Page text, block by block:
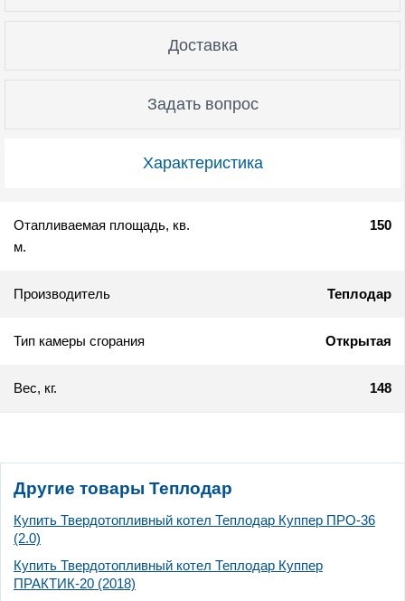
Характеристика
Доставка
Задать вопрос
Отапливаемая площадь, кв.
м.
150
Производитель Теплодар
Тип камеры сгорания Открытая
Вес, кг. 148
Другие товары Теплодар
Купить Твердотопливный котел Теплодар Куппер ПРО-36
(2.0)
Купить Твердотопливный котел Теплодар Куппер
ПРАКТИК-20 (2018)